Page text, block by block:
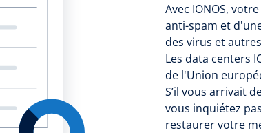
Avec IONOS,
anti-spam et
des virus et
Les data centers
de l'Union
S’il vous arrivait
vous inquiétez
restaurer votre